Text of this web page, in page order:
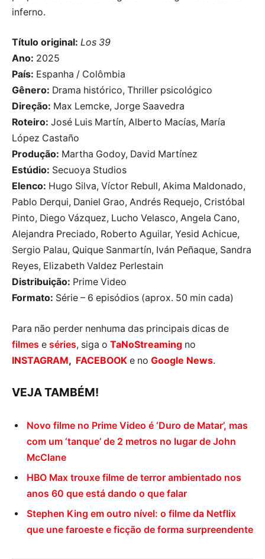
inferno.
Título original: Los 39
Ano: 2025
País: Espanha / Colômbia
Gênero: Drama histórico, Thriller psicológico
Direção: Max Lemcke, Jorge Saavedra
Roteiro: José Luis Martín, Alberto Macías, María
López Castaño
Produção: Martha Godoy, David Martínez
Estúdio: Secuoya Studios
Elenco: Hugo Silva, Víctor Rebull, Akima Maldonado,
Pablo Derqui, Daniel Grao, Andrés Requejo, Cristóbal
Pinto, Diego Vázquez, Lucho Velasco, Angela Cano,
Alejandra Preciado, Roberto Aguilar, Yesid Achicue,
Sergio Palau, Quique Sanmartín, Iván Peñaque, Sandra
Reyes, Elizabeth Valdez Perlestain
Distribuição: Prime Video
Formato: Série – 6 episódios (aprox. 50 min cada)
Para não perder nenhuma das principais dicas de
filmes e séries, siga o TaNoStreaming no
INSTAGRAM, FACEBOOK e no Google News.
VEJA TAMBÉM!
Novo filme no Prime Video é ‘Duro de Matar’, mas
com um ‘tanque’ de 2 metros no lugar de John
McClane
HBO Max trouxe filme de terror ambientado nos
anos 60 que está dando o que falar
Stephen King em outro nível: o filme da Netflix
que une faroeste e ficção de forma surpreendente